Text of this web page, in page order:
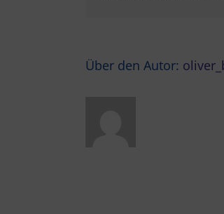
Über den Autor: